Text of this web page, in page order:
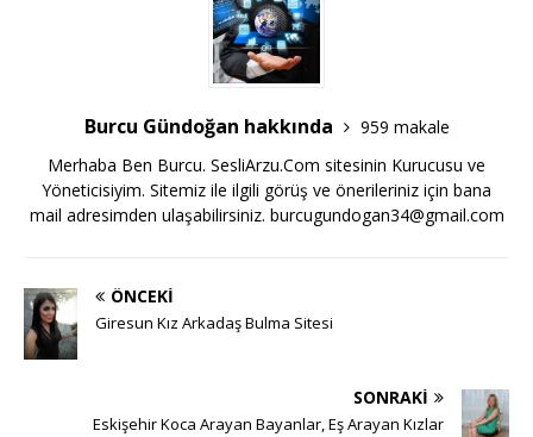
Burcu Gündoğan hakkında
959 makale
Merhaba Ben Burcu. SesliArzu.Com sitesinin Kurucusu ve
Yöneticisiyim. Sitemiz ile ilgili görüş ve önerileriniz için bana
mail adresimden ulaşabilirsiniz. burcugundogan34@gmail.com
ÖNCEKI
Giresun Kız Arkadaş Bulma Sitesi
SONRAKI
Eskişehir Koca Arayan Bayanlar, Eş Arayan Kızlar